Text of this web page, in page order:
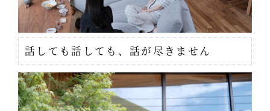
話しても話しても、話が尽きません